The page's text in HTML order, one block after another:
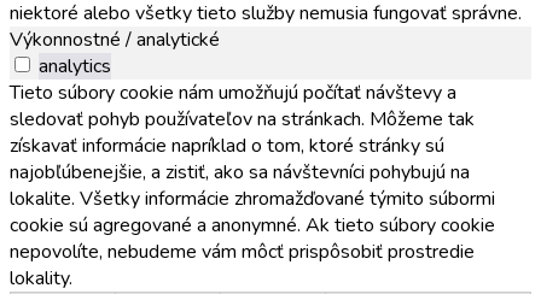
niektoré alebo všetky tieto služby nemusia fungovať správne.
Výkonnostné / analytické
analytics
Tieto súbory cookie nám umožňujú počítať návštevy a
sledovať pohyb používateľov na stránkach. Môžeme tak
získavať informácie napríklad o tom, ktoré stránky sú
najobľúbenejšie, a zistiť, ako sa návštevníci pohybujú na
lokalite. Všetky informácie zhromažďované týmito súbormi
cookie sú agregované a anonymné. Ak tieto súbory cookie
nepovolíte, nebudeme vám môcť prispôsobiť prostredie
lokality.